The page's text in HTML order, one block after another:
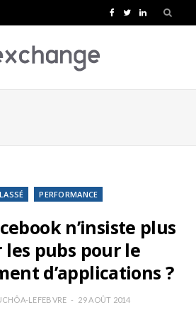
e
T
t
L
k
PERFORMANCE
n’insiste plus
pubs pour le
d’applications ?
LEFEBVRE 29 AOÛT 2014